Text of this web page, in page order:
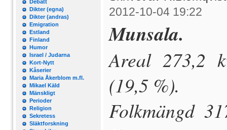
Debatt
Dikter (egna)
Dikter (andras)
Emigration
Estland
Finland
Humor
Israel / Judarna
Kort-Nytt
Kåserier
Maria Åkerblom m.fl.
Mikael Käld
Mänskligt
Perioder
Religion
Sekretess
Släktforskning
2012-10-04 19:22
Munsala.
Areal 273,2
(19,5 %).
Folkmängd